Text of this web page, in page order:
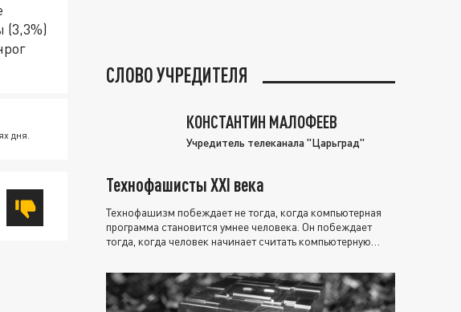
(3,3%)
дня.
СЛОВО УЧРЕДИТЕЛЯ
КОНСТАНТИН МАЛОФЕЕВ
Учредитель телеканала "Царьград"
Технофашисты XXI века
Технофашизм побеждает не тогда, когда компьютерная
программа становится умнее человека. Он побеждает
тогда, когда человек начинает считать компьютерную